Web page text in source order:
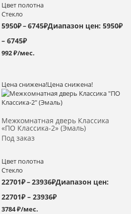
Цвет полотна
Стекло
5950₽–6745₽Диапазон цен: 5950₽
– 6745₽
992 ₽/мес.
Цена снижена!Цена снижена!
Межкомнатная дверь Классика
«ПО Классика-2» (Эмаль)
Под заказ
Цвет полотна
Стекло
22701₽–23936₽Диапазон цен:
22701₽ – 23936₽
3784 ₽/мес.
Выбрать >